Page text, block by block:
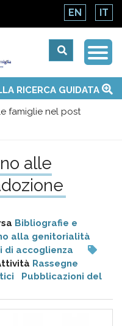
EN IT
RICERCA GUIDATA
famiglie nel post
alle
Bibliografie e
alla genitorialità
di accoglienza
Rassegne
Pubblicazioni del